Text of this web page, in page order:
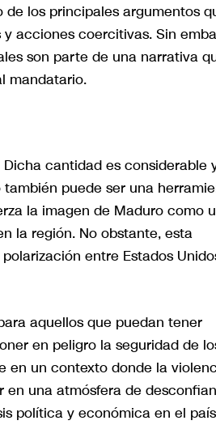
los principales argumentos
acciones coercitivas. Sin
son parte de una narrativa
mandatario.
cantidad es considerable
puede ser una
la imagen de Maduro como
la región. No obstante, esta
entre Estados
aquellos que puedan tener
en peligro la seguridad de
en un contexto donde la
una atmósfera de
política y económica en el